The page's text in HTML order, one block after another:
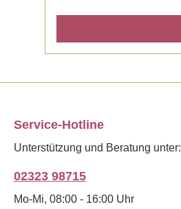
Service-Hotline
Unterstützung und Beratung unter:
02323 98715
Mo-Mi, 08:00 - 16:00 Uhr